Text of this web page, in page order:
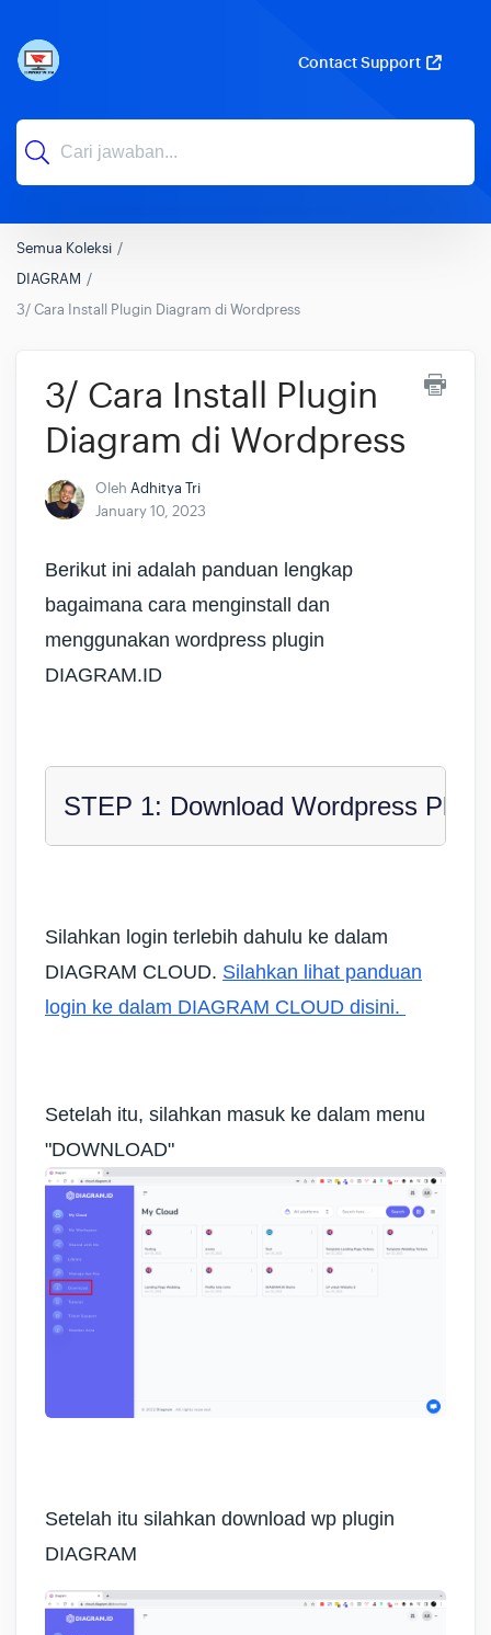
Contact Support
Semua Koleksi
DIAGRAM
3/ Cara Install Plugin Diagram di Wordpress
3/ Cara Install Plugin
Diagram di Wordpress
Oleh Adhitya Tri
January 10, 2023
Berikut ini adalah panduan lengkap
bagaimana cara menginstall dan
menggunakan wordpress plugin
DIAGRAM.ID
STEP 1: Download Wordpress
Silahkan login terlebih dahulu ke dalam
DIAGRAM CLOUD. Silahkan lihat panduan
login ke dalam DIAGRAM CLOUD disini.
Setelah itu, silahkan masuk ke dalam menu
"DOWNLOAD"
Setelah itu silahkan download wp plugin
DIAGRAM